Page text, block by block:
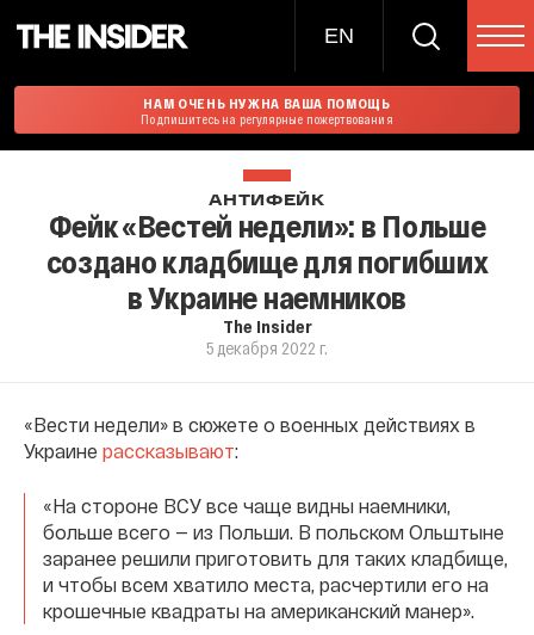
EN
НАМ ОЧЕНЬ НУЖНА ВАША ПОМОЩЬ
Подпишитесь на регулярные пожертвования
АНТИФЕЙК
Фейк «Вестей недели»: в Польше
создано кладбище для погибших
в Украине наемников
The Insider
5 декабря 2022 г.
«Вести недели» в сюжете о военных действиях в
Украине рассказывают:
«На стороне ВСУ все чаще видны наемники,
больше всего — из Польши. В польском Ольштыне
заранее решили приготовить для таких кладбище,
и чтобы всем хватило места, расчертили его на
крошечные квадраты на американский манер».